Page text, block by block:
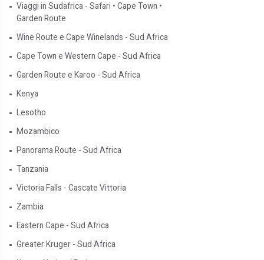
Viaggi in Sudafrica - Safari • Cape Town •
Garden Route
Wine Route e Cape Winelands - Sud Africa
Cape Town e Western Cape - Sud Africa
Garden Route e Karoo - Sud Africa
Kenya
Lesotho
Mozambico
Panorama Route - Sud Africa
Tanzania
Victoria Falls - Cascate Vittoria
Zambia
Eastern Cape - Sud Africa
Greater Kruger - Sud Africa